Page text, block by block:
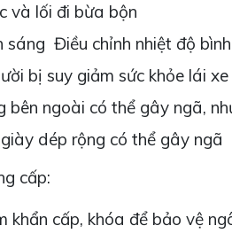
và lối đi bừa bộn
sáng Điều chỉnh nhiệt độ
bị suy giảm sức khỏe lái xe
bên ngoài có thể gây ngã,
dép rộng có thể gây ngã
cấp:
khẩn cấp, khóa để bảo vệ